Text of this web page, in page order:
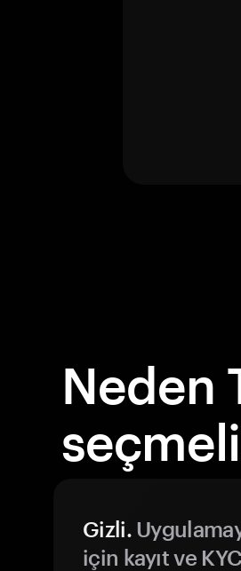
Neden
Gizli.
için kayıt ve